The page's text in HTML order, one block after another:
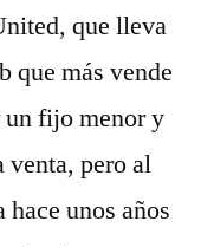
que lleva
que más vende
fijo menor y
venta, pero al
unos años